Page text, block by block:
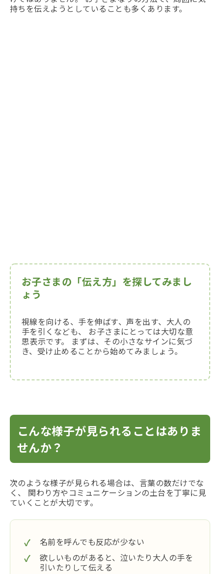
持ちを伝えようとしていることも多くあります。
お子さまの「伝え方」を探してみまし
ょう
視線を向ける、手を伸ばす、声を出す、大人の
手を引くなども、 お子さまにとっては大切な意
思表示です。 まずは、その小さなサインに気づ
き、受け止めることから始めてみましょう。
こんな様子が見られることはありま
せんか？
次のような様子が見られる場合は、言葉の数だけでな
く、 関わり方やコミュニケーションの土台を丁寧に見
ていくことが大切です。
名前を呼んでも反応が少ない
欲しいものがあると、泣いたり大人の手を
引いたりして伝える